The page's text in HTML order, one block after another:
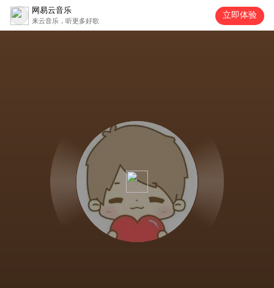
网易云音乐
来云音乐，听更多好歌
立即体验